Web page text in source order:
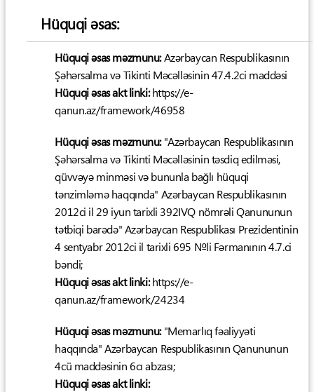
Hüquqi əsas:
Hüquqi əsas məzmunu:Azərbaycan Respublikasının
Şəhərsalma və Tikinti Məcəlləsinin 47.4.2ci maddəsi
Hüquqi əsas akt linki:https://e-
qanun.az/framework/46958
Hüquqi əsas məzmunu:"Azərbaycan Respublikasının
Şəhərsalma və Tikinti Məcəlləsinin təsdiq edilməsi,
qüvvəyə minməsi və bununla bağlı hüquqi
tənzimləmə haqqında" Azərbaycan Respublikasının
2012ci il 29 iyun tarixli 392IVQ nömrəli Qanununun
tətbiqi barədə" Azərbaycan Respublikası Prezidentinin
4 sentyabr 2012ci il tarixli 695 №li Fərmanının 4.7.ci
bəndi;
Hüquqi əsas akt linki:https://e-
qanun.az/framework/24234
Hüquqi əsas məzmunu:"Memarlıq fəaliyyəti
haqqında" Azərbaycan Respublikasının Qanununun
4cü maddəsinin 6cı abzası;
Hüquqi əsas akt linki: